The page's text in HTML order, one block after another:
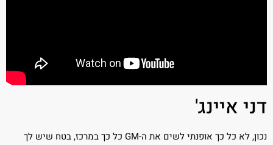
דני איינג'
נכון, לא כל כך אופנתי לשים את ה-GM כל כך במרכז, בטח שיש לך